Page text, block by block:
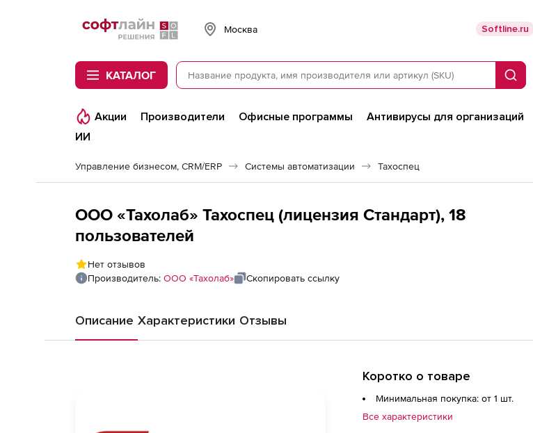
Softline
Москва Softline.ru
КАТАЛОГ Поиск
Акции Производители Офисные программы Антивирусы для организаций
ИИ
Управление бизнесом, CRM/ERP Системы автоматизации Тахоспец
ООО «Тахолаб» Тахоспец (лицензия Стандарт), 18
пользователей
Нет отзывов
Производитель: ООО «Тахолаб» Скопировать ссылку
Описание Характеристики Отзывы
Коротко о товаре
Минимальная покупка: от 1 шт.
Все характеристики